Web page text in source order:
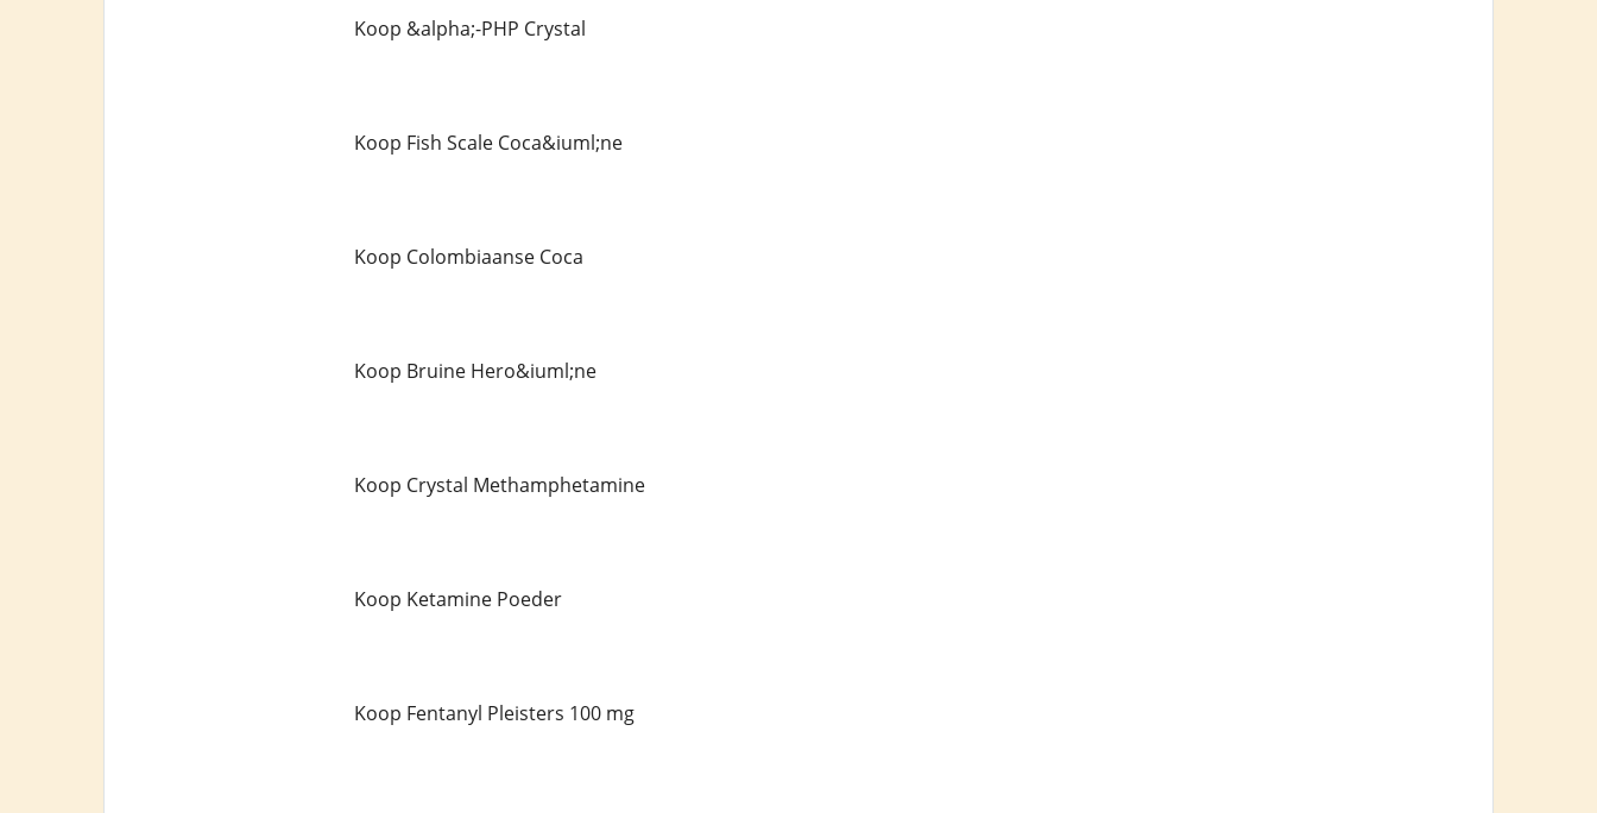
Koop &alpha;-PHP Crystal
Koop Fish Scale Coca&iuml;ne
Koop Colombiaanse Coca
Koop Bruine Hero&iuml;ne
Koop Crystal Methamphetamine
Koop Ketamine Poeder
Koop Fentanyl Pleisters 100 mg